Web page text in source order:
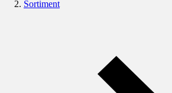
Sortiment